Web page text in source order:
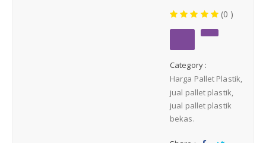
(0 )
Category :
Harga Pallet Plastik
jual pallet plastik
jual pallet plastik
bekas.